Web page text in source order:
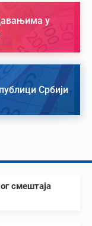
у
Србији
смештаја